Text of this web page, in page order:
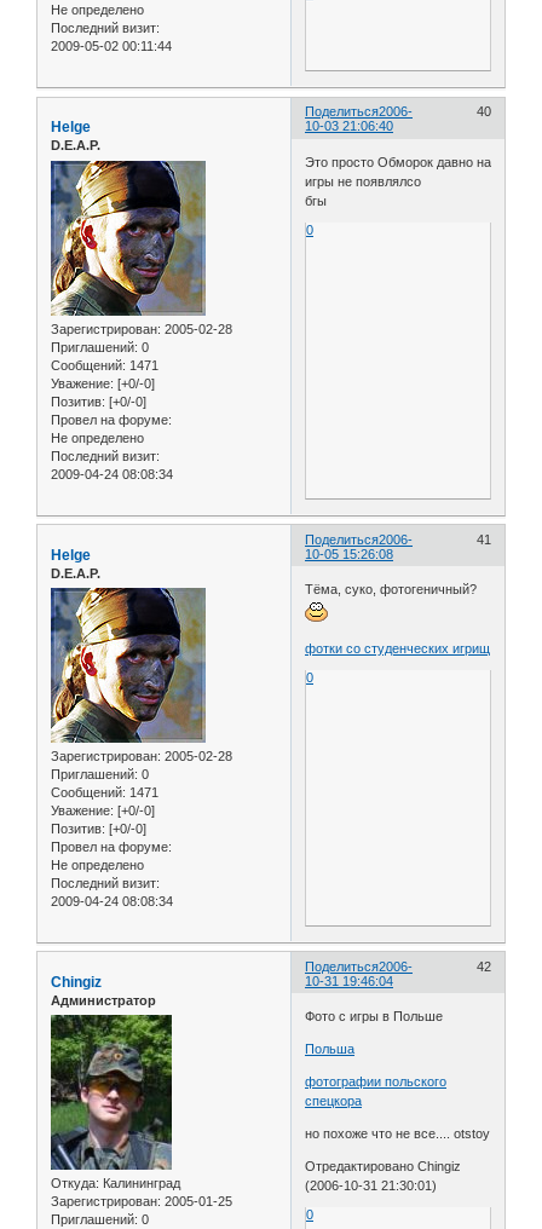
Не определено
Последний визит:
2009-05-02 00:11:44
Поделиться 40
2006-
10-03 21:06:40
Helge
D.E.A.P.
Зарегистрирован: 2005-02-28
Приглашений: 0
Сообщений: 1471
Уважение: [+0/-0]
Позитив: [+0/-0]
Провел на форуме:
Не определено
Последний визит:
2009-04-24 08:08:34
Это просто Обморок давно на
игры не появлялсо
бгы
0
Поделиться 41
2006-
10-05 15:26:08
Helge
D.E.A.P.
Зарегистрирован: 2005-02-28
Приглашений: 0
Сообщений: 1471
Уважение: [+0/-0]
Позитив: [+0/-0]
Провел на форуме:
Не определено
Последний визит:
2009-04-24 08:08:34
Тёма, суко, фотогеничный?
фотки со студенческих игрищ
0
Поделиться 42
2006-
10-31 19:46:04
Chingiz
Администратор
Откуда: Калининград
Зарегистрирован: 2005-01-25
Приглашений: 0
Фото с игры в Польше
Польша
фотографии польского
спецкора
но похоже что не все.... otstoy
Отредактировано Chingiz
(2006-10-31 21:30:01)
0